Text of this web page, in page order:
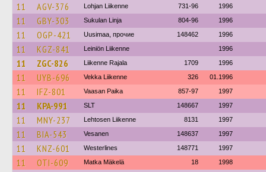
11 AGV-376 Lohjan Liikenne 731-96 1996
11 GBY-303 Sukulan Linja 804-96 1996
11 OGP-421 Uusimaa, прочие 148462 1996
11 KGZ-841 Leiniön Liikenne 1996
11 ZGC-826 Liikenne Rajala 1709 1996
11 UYB-696 Vekka Liikenne 326 01.1996
11 IFZ-801 Vaasan Paika 857-97 1997
11 KPA-991 SLT 148667 1997
11 MNY-237 Lehtosen Liikenne 8131 1997
11 BIA-543 Vesanen 148637 1997
11 KNZ-601 Westerlines 148771 1997
11 OTI-609 Matka Mäkelä 18 1998